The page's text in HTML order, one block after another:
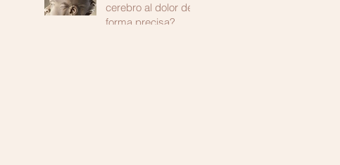
cerebro al dolor de
forma precisa?